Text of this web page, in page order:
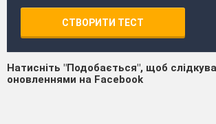
СТВОРИТИ ТЕСТ
Натисніть "Подобається", щоб
оновленнями на Facebook